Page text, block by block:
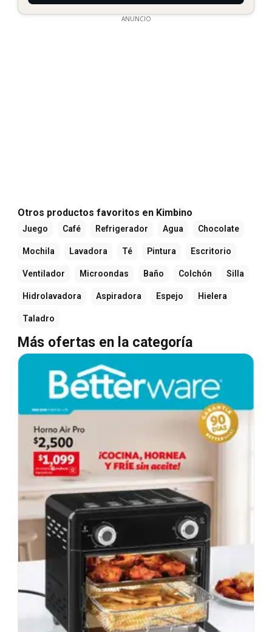
ANUNCIO
Otros productos favoritos en Kimbino
Juego Café Refrigerador Agua Chocolate
Mochila Lavadora Té Pintura Escritorio
Ventilador Microondas Baño Colchón Silla
Hidrolavadora Aspiradora Espejo Hielera
Taladro
Más ofertas en la categoría